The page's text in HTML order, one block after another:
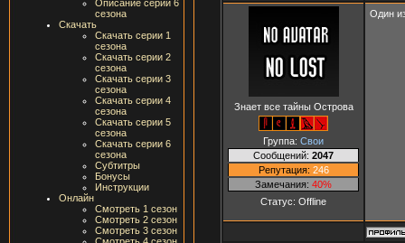
Описание серий 6
сезона
Скачать
Скачать серии 1
сезона
Скачать серии 2
сезона
Скачать серии 3
сезона
Скачать серии 4
сезона
Скачать серии 5
сезона
Скачать серии 6
сезона
Субтитры
Бонусы
Инструкции
Онлайн
Смотреть 1 сезон
Смотреть 2 сезон
Смотреть 3 сезон
Знает все тайны Острова
Группа: Свои
Сообщений: 2047
Репутация: 246
Замечания: 40%
Статус: Offline
Один